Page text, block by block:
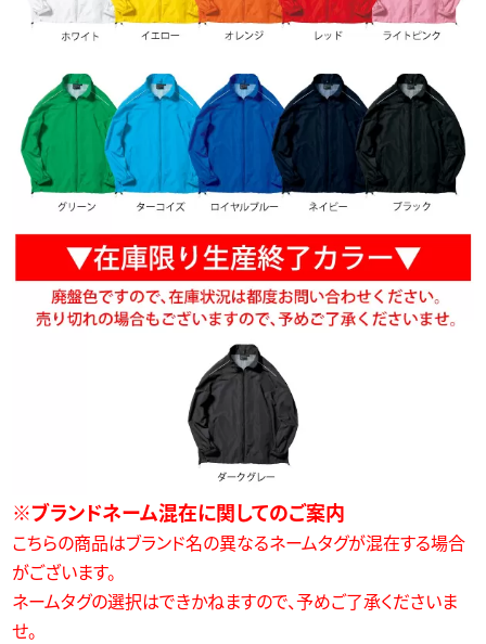
※ブランドネーム混在に関してのご案内
こちらの商品はブランド名の異なるネームタグが混在する場合
がございます。
ネームタグの選択はできかねますので、予めご了承くださいま
せ。